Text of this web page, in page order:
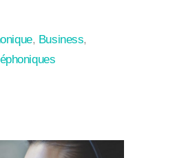
, Business,